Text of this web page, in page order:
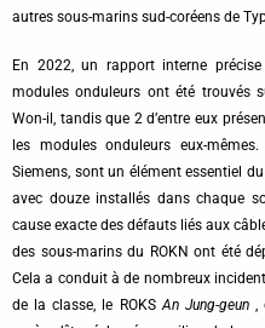
autres sous-marins sud-coréens de
En 2022, un rapport interne
modules onduleurs ont été trouvés
Won-il, tandis que 2 d’entre eux
les modules onduleurs eux-
Siemens, sont un élément essentiel
avec douze installés dans chaque
cause exacte des défauts liés aux
des sous-marins du ROKN ont été
Cela a conduit à de nombreux
de la classe, le ROKSAn Jung-geun,